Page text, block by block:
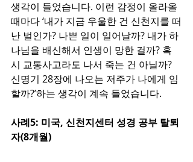
생각이 들었습니다. 이런 감정이 올라올
때마다 ‘내가 지금 우울한 건 신천지를 떠
난 벌인가? 나쁜 일이 일어날까? 내가 하
나님을 배신해서 인생이 망한 걸까? 혹
시 교통사고라도 나서 죽는 건 아닐까?
신명기 28장에 나오는 저주가 나에게 임
할까?’하는 생각이 계속 들었습니다.​
사례5: 미국, 신천지센터 성경 공부 탈퇴
자(8개월)